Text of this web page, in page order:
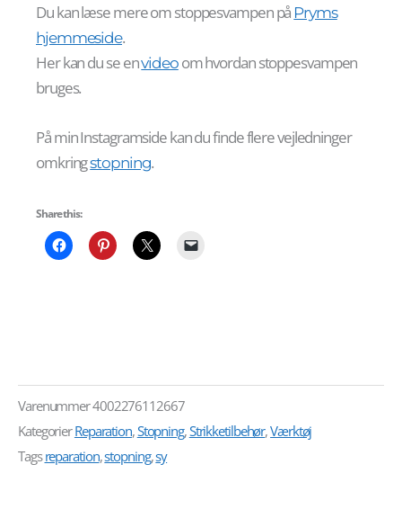
Du kan læse mere om stoppesvampen på Pryms
hjemmeside.
Her kan du se envideoom hvordan stoppesvampen
bruges.
På min Instagramside kan du finde flere vejledninger
omkringstopning.
Share this:
Varenummer4002276112667
Kategorier Reparation,Stopning,Strikketilbehør,Værktøj
Tags reparation,stopning,sy